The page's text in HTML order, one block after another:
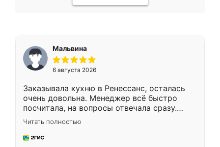
Мальвина
6 августа 2026
Заказывала кухню в Ренессанс, осталась
очень довольна. Менеджер всё быстро
посчитала, на вопросы отвечала сразу.
Замерщик приехал в субботу, подошёл к
делу со всей ответственностью. Собрали
за день, ребята работали аккуратно, даже
Читать полностью